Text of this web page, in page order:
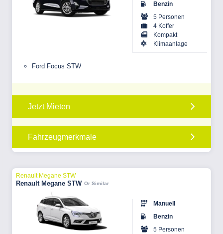
Benzin
5 Personen
4 Koffer
Kompakt
Klimaanlage
Ford Focus STW
Jetzt Mieten
Fahrzeugmerkmale
Renault Megane STW
Renault Megane STW Or Similar
Manuell
Benzin
5 Personen